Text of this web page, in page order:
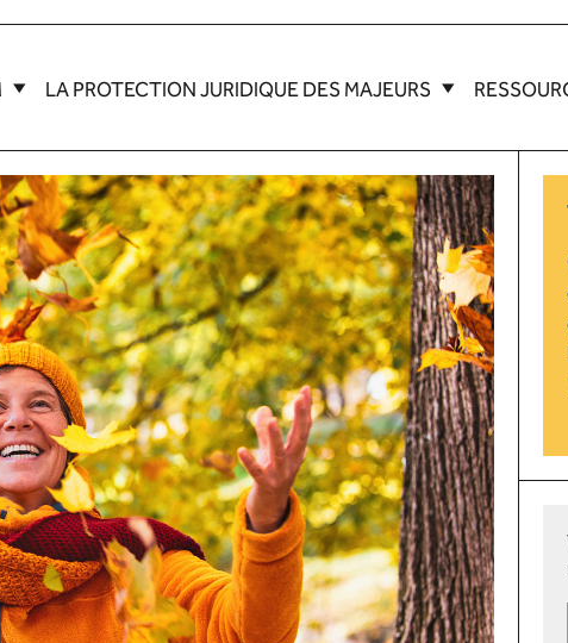
LA PROTECTION JURIDIQUE DES MAJEURS